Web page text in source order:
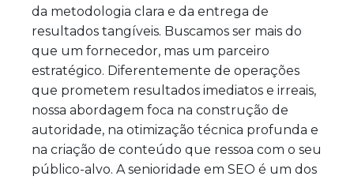
da metodologia clara e da entrega de
resultados tangíveis. Buscamos ser mais do
que um fornecedor, mas um parceiro
estratégico. Diferentemente de operações
que prometem resultados imediatos e irreais,
nossa abordagem foca na construção de
autoridade, na otimização técnica profunda e
na criação de conteúdo que ressoa com o seu
público-alvo. A senioridade em SEO é um dos